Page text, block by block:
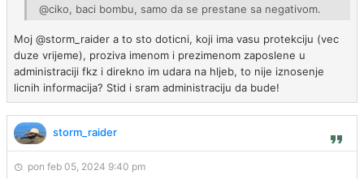
@ciko, baci bombu, samo da se prestane sa negativom.
Moj @storm_raider a to sto doticni, koji ima vasu protekciju (vec
duze vrijeme), proziva imenom i prezimenom zaposlene u
administraciji fkz i direkno im udara na hljeb, to nije iznosenje
licnih informacija? Stid i sram administraciju da bude!
storm_raider
pon feb 05, 2024 9:40 pm